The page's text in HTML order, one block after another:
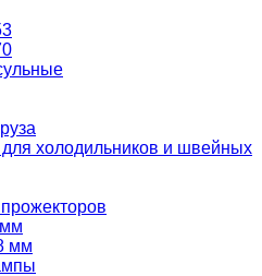
холодильников и швейных
мм